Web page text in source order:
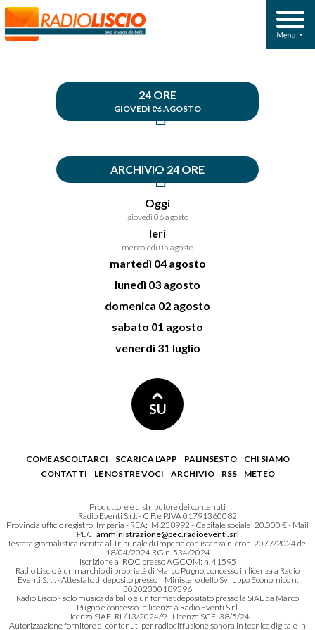
24 ORE
GIOVEDÌ 06 AGOSTO
ARCHIVIO 24 ORE
Oggi
giovedì 06 agosto
Ieri
mercoledì 05 agosto
martedì 04 agosto
lunedì 03 agosto
domenica 02 agosto
sabato 01 agosto
venerdì 31 luglio
SU
COME ASCOLTARCI SCARICA L'APP PALINSESTO
CHI SIAMO
CONTATTI
LE NOSTRE VOCI ARCHIVIO RSS METEO
Produttore e distributore dei contenuti
Radio Eventi S.r.l. - C.F. e P.IVA 01791360082
Provincia ufficio registro: Imperia - REA: IM 238992 - Capitale sociale: 20.000 € - Mail
PEC: amministrazione@pec.radioeventi.srl
Testata giornalistica iscritta al Tribunale di Imperia con istanza n. cron. 2077/2024 del
18/04/2024 RG n. 534/2024
Iscrizione al ROC presso AGCOM: n. 41595
Radio Liscio è un marchio di proprietà di Marco Pugno, concesso in licenza a Radio
Eventi S.r.l. - Attestato di deposito presso il Ministero dello Sviluppo Economico n.
30202300189396
Radio Liscio - solo musica da ballo è un format depositato presso la SIAE da Marco
Pugno e concesso in licenza a Radio Eventi S.r.l.
Licenza SIAE: RL/13/2024/9 - Licenza SCF: 38/5/24
Autorizzazione fornitore di contenuti per radiodiffusione sonora in tecnica digitale in